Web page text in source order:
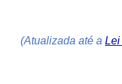
(Atualizada até a Lei